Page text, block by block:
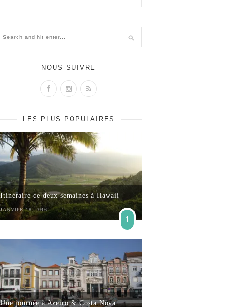
NOUS SUIVRE
LES PLUS POPULAIRES
Itinéraire de deux semaines à Hawaii
JANVIER 18, 2016
1
Une journée à Aveiro & Costa Nova